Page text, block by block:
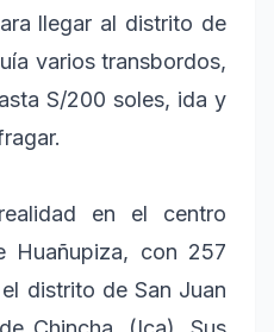
llegar al distrito de
varios transbordos,
S/200 soles, ida y
en el centro
Huañupiza, con 257
distrito de San Juan